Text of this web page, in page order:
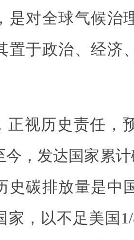
是对全球气候治
置于政治、经济
正视历史责任，
今，发达国家累
史碳排放量是中
家，以不足美国